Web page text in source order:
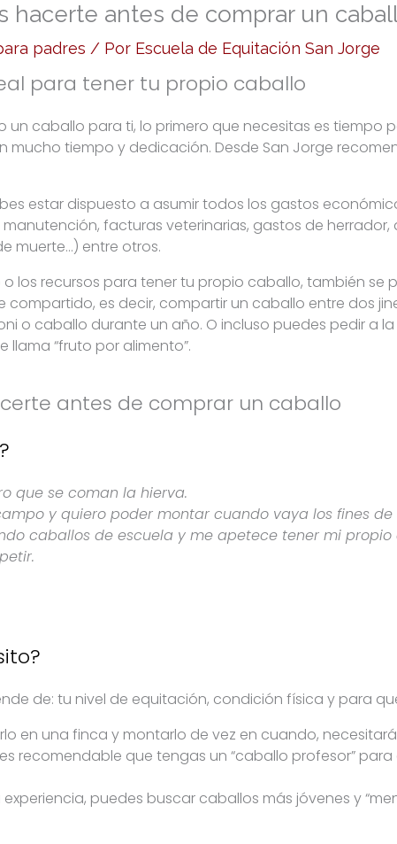
hacerte antes de comprar un
padres / Por Escuela de Equitación San Jorge
para tener tu propio caballo
un caballo para ti, lo primero que necesitas es tiempo
mucho tiempo y dedicación. Desde San Jorge
estar dispuesto a asumir todos los gastos
facturas veterinarias, gastos de
muerte…) entre otros.
los recursos para tener tu propio caballo, también
compartido, es decir, compartir un caballo entre dos
o caballo durante un año. O incluso puedes pedir a
llama “fruto por alimento”.
antes de comprar un caballo
que se coman la hierva.
y quiero poder montar cuando vaya los fines de
caballos de escuela y me apetece tener mi propio
de: tu nivel de equitación, condición física y para
en una finca y montarlo de vez en cuando,
recomendable que tengas un “caballo profesor”
puedes buscar caballos más jóvenes y